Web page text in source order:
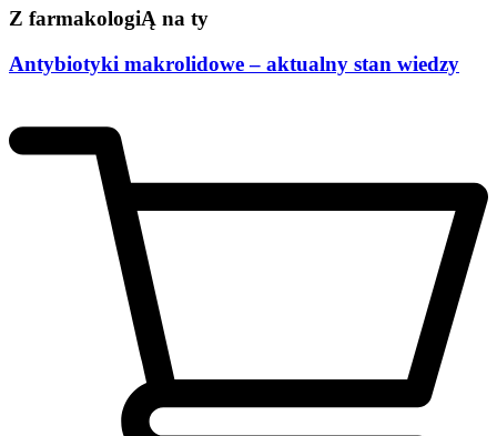
Z farmakologiĄ na ty
Antybiotyki makrolidowe – aktualny stan wiedzy